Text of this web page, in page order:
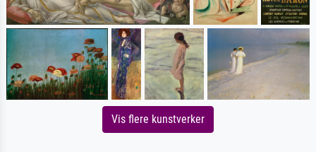
Vis flere kunstverker